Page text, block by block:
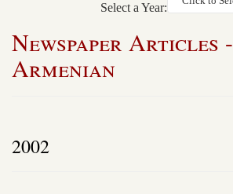
Select a Year:
Newspaper Articles -
Armenian
2002